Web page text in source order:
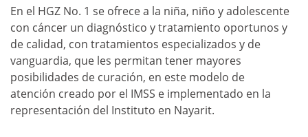
En el HGZ No. 1 se ofrece a la niña, niño y adolescente
con cáncer un diagnóstico y tratamiento oportunos y
de calidad, con tratamientos especializados y de
vanguardia, que les permitan tener mayores
posibilidades de curación, en este modelo de
atención creado por el IMSS e implementado en la
representación del Instituto en Nayarit.